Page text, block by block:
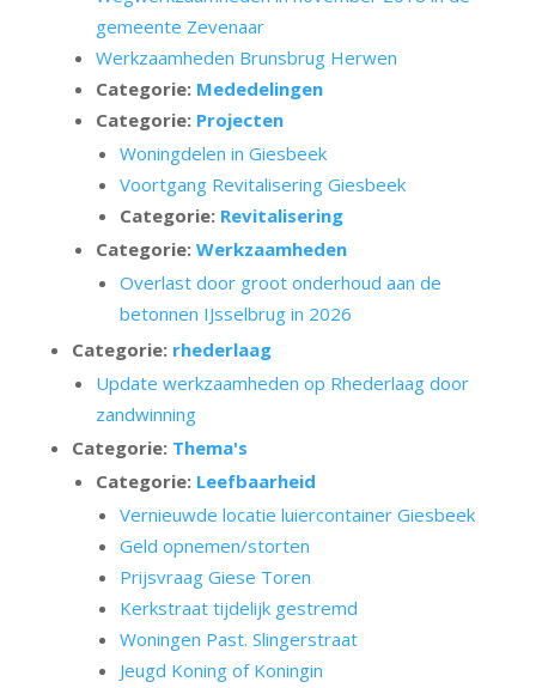
gemeente Zevenaar
Werkzaamheden Brunsbrug Herwen
Categorie: Mededelingen
Categorie: Projecten
Woningdelen in Giesbeek
Voortgang Revitalisering Giesbeek
Categorie: Revitalisering
Categorie: Werkzaamheden
Overlast door groot onderhoud aan de
betonnen IJsselbrug in 2026
Categorie: rhederlaag
Update werkzaamheden op Rhederlaag door
zandwinning
Categorie: Thema's
Categorie: Leefbaarheid
Vernieuwde locatie luiercontainer Giesbeek
Geld opnemen/storten
Prijsvraag Giese Toren
Kerkstraat tijdelijk gestremd
Woningen Past. Slingerstraat
Jeugd Koning of Koningin